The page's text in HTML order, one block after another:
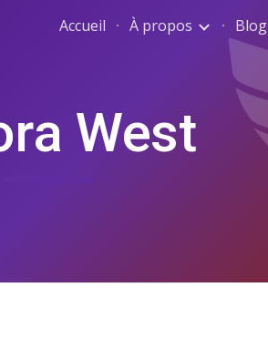
Skip to navigation
Accueil À propos Blog
West